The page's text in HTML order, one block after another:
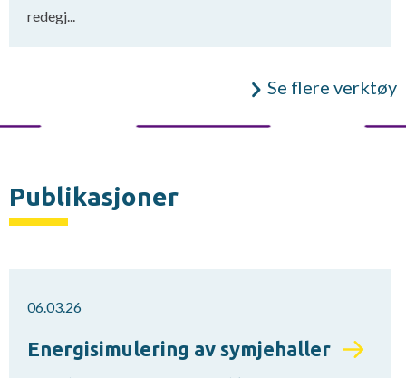
redegj...
Se flere verktøy
Publikasjoner
06.03.26
Energisimulering av symjehaller